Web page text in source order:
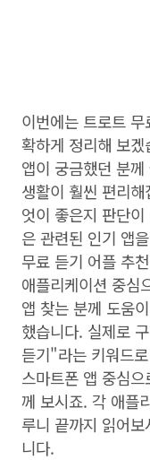
이번에는 트로트
확하게 정리해 보
앱이 궁금했던 분
생활이 훨씬 편리
엇이 좋은지 판단
은 관련된 인기 앱
무료 듣기 어플 추
애플리케이션 중심
앱 찾는 분께 도움
했습니다. 실제로
듣기"라는 키워드
스마트폰 앱 중심
께 보시죠. 각 애플
루니 끝까지 읽어
니다.